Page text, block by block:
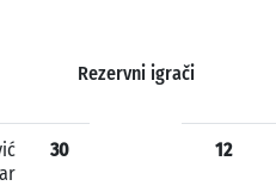
Rezervni igrači
30 12